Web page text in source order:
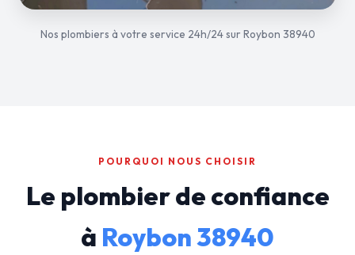
Nos plombiers à votre service 24h/24 sur Roybon 38940
POURQUOI NOUS CHOISIR
Le plombier de confiance
à Roybon 38940